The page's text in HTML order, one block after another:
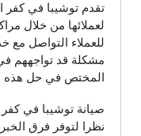
تقدم توشيبا في كفر
لعملائها من خلال
للعملاء التواصل مع
مشكلة قد تواجههم
المختص في حل
صيانة توشيبا في
نظرا لتوفر فرق